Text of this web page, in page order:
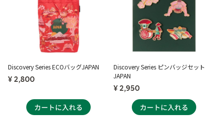
Discovery Series ECOバッグJAPAN
¥ 2,800
Discovery Series ピンバッジセット
JAPAN
¥ 2,950